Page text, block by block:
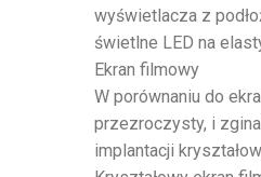
wyświetlacza z
świetlne LED na
Ekran filmowy
W porównaniu do
przezroczysty, i
implantacji